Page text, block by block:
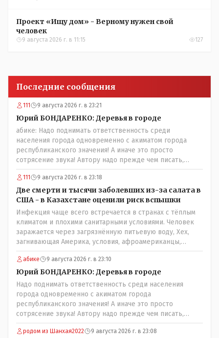
Проект «Ищу дом» - Верному нужен свой
человек
9 августа 2026 г. в 11:15 127
Последние сообщения
111 9 августа 2026 г. в 23:21
Юрий БОНДАРЕНКО: Деревья в городе
абике: Надо поднимать ответственность среди
населения города одновременно с акиматом города
республиканского значения! А иначе это просто
сотрясение звука! Автору надо прежде чем писать,
необходимо самому обратиться в ЖКХ акимата и
разобраться прежде чем своей статьей провоцировать
население города!Согласен всецело!
111 9 августа 2026 г. в 23:18
Две смерти и тысячи заболевших из-за салата в
США - в Казахстане оценили риск вспышки
Инфекция чаще всего встречается в странах с тёплым
климатом и плохими санитарными условиями. Человек
заражается через загрязнённую питьевую воду, Хех,
загнивающая Америка, условия, афроамериканцы,
грязная вода, отсутствие страховок, нечистоплотные
мигранты и прочее.. Лучше России и Казахстана жить
негде..
абике 9 августа 2026 г. в 23:10
Юрий БОНДАРЕНКО: Деревья в городе
Надо поднимать ответственность среди населения
города одновременно с акиматом города
республиканского значения! А иначе это просто
сотрясение звука! Автору надо прежде чем писать,
необходимо самому обратиться в ЖКХ акимата и
разобраться прежде чем своей статьей провоцировать
родом из Шанхая2022 9 августа 2026 г. в 23:08